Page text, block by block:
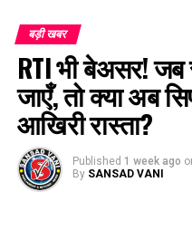
बड़ी खबर
RTI भी बेअसर! जब
जाएँ, तो क्या अब
आखिरी रास्ता?
Published 1 week ago
By SANSAD VANI